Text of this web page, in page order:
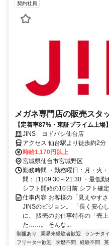
契約社員
メガネ専門店の販売スタ
【定着率87%・東証プライム上
ノの安心を。＊車通勤・駐車場利
JINS ヨドバシ仙台店
アクセス 仙台駅より徒歩約2分
時給1,170円以上
宮城県仙台市宮城野区
勤務時間 ・勤務曜日：月・火
間： [1] 09:30～21:30 ・最低勤
シフト開始の10日前 シフト確
仕事内容 お客様の「見えやす
JINSのビジョン。 「長く安心
に、 販売のお仕事特有の「売
た……。 そんな...
制服あり 業界未経験者歓迎 ランチタ
フリーター歓迎
学歴不問 経験不問